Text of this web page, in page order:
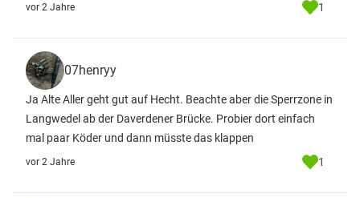
vor 2 Jahre 1
07henryy
Ja Alte Aller geht gut auf Hecht. Beachte aber die Sperrzone in
Langwedel ab der Daverdener Brücke. Probier dort einfach
mal paar Köder und dann müsste das klappen
vor 2 Jahre 1